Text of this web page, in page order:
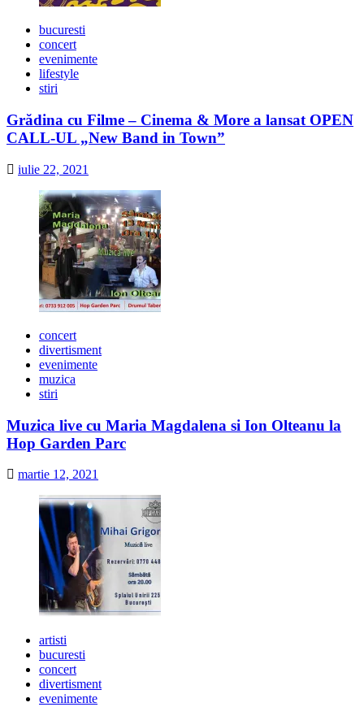
bucuresti
concert
evenimente
lifestyle
stiri
Grădina cu Filme – Cinema & More a lansat OPEN
CALL-UL „New Band in Town”
iulie 22, 2021
concert
divertisment
evenimente
muzica
stiri
Muzica live cu Maria Magdalena si Ion Olteanu la
Hop Garden Parc
martie 12, 2021
artisti
bucuresti
concert
divertisment
evenimente